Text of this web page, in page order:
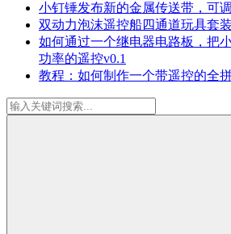
小钉锤发布新的金属传送带，可
双动力泡沫遥控船四通道玩具套
如何通过一个继电器电路板，把
功率的遥控v0.1
教程：如何制作一个带遥控的全